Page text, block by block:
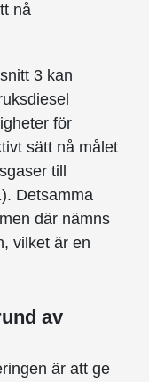
nå
3 kan
för
sätt nå målet
till
Detsamma
där nämns
vilket är en
av
är att ge